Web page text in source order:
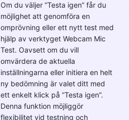
Om du väljer ”Testa igen” får du
möjlighet att genomföra en
omprövning eller ett nytt test med
hjälp av verktyget Webcam Mic
Test. Oavsett om du vill
omvärdera de aktuella
inställningarna eller initiera en helt
ny bedömning är valet ditt med
ett enkelt klick på ”Testa igen”.
Denna funktion möjliggör
flexibilitet vid testning och